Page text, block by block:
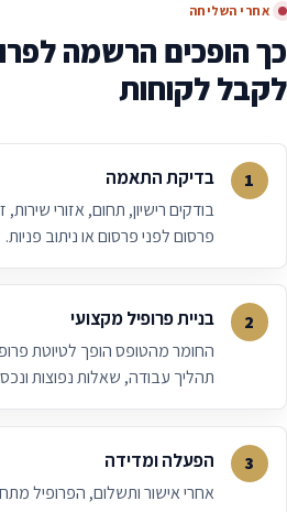
אחרי השליחה
כך הופכים הרשמה
לקבל לקוחות
בדיקת התאמה
בודקים רישיון, תחום, אזורי
פרסום לפני פרסום או ניתוב פניות.
בניית פרופיל מקצועי
החומר מהטופס הופך לטיוטת
תהליך עבודה, שאלות נפוצות
הפעלה ומדידה
אחרי אישור ותשלום, הפרופיל